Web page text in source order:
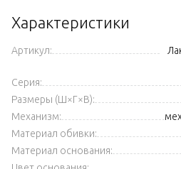
Характеристики
Артикул:
Серия:
Размеры (Ш×Г×В):
Механизм:
Материал обивки:
Материал основания: